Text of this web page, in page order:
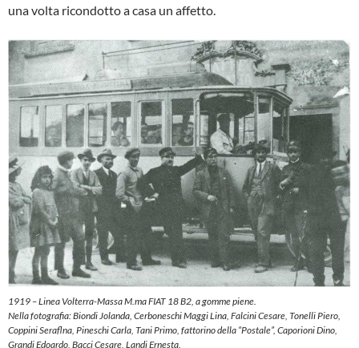
una volta ricondotto a casa un affetto.
1919 – Linea Volterra-Massa M.ma FIAT 18 B2, a gomme piene.
Nella fotografia: Biondi Jolanda, Cerboneschi Maggi Lina, Falcini Cesare, Tonelli Piero,
Coppini Seraflna, Pineschi Carla, Tani Primo, fat­torino della “Postale”, Caporioni Dino,
Grandi Edoardo, Bacci Cesare, Landi Ernesta.